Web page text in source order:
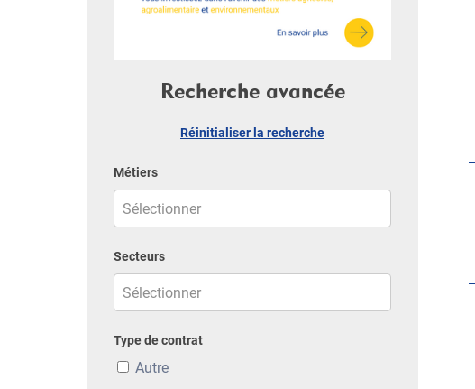
Recherche avancée
Réinitialiser la recherche
Métiers
Secteurs
Type de contrat
Autre